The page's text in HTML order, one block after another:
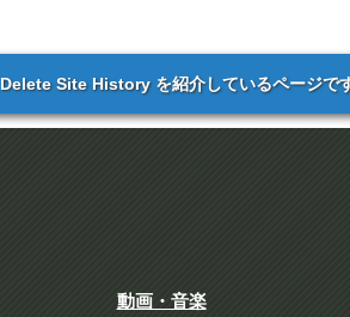
Delete Site History を紹介しているページで
動画・音楽